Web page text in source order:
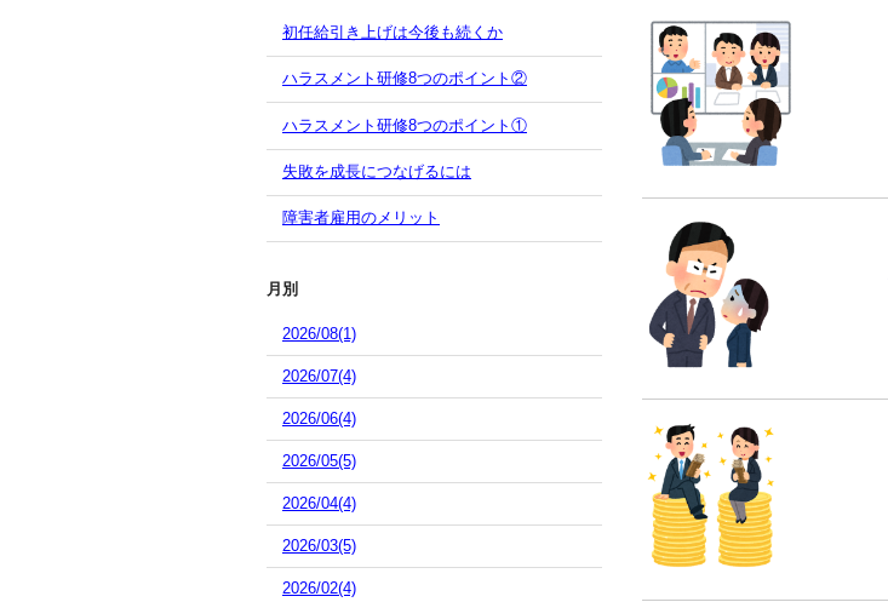
初任給引き上げは今後も続くか
ハラスメント研修8つのポイント②
ハラスメント研修8つのポイント①
失敗を成長につなげるには
障害者雇用のメリット
月別
2026/08(1)
2026/07(4)
2026/06(4)
2026/05(5)
2026/04(4)
2026/03(5)
2026/02(4)